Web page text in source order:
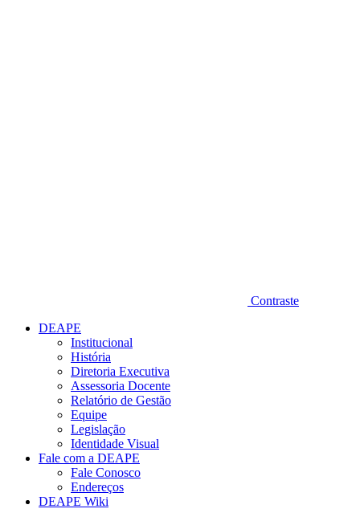
Contraste
DEAPE
Institucional
História
Diretoria Executiva
Assessoria Docente
Relatório de Gestão
Equipe
Legislação
Identidade Visual
Fale com a DEAPE
Fale Conosco
Endereços
DEAPE Wiki